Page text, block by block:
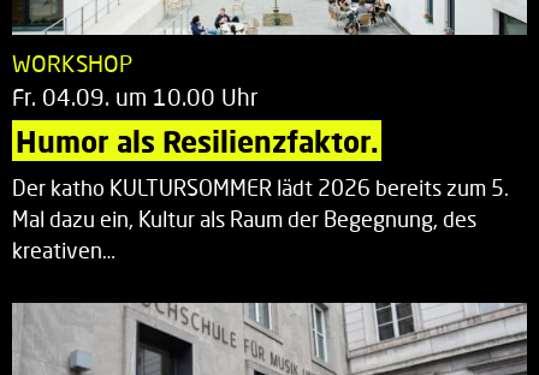
WORKSHOP
Fr. 04.09. um 10.00 Uhr
Humor als Resilienzfaktor.
Der katho KULTURSOMMER lädt 2026 bereits zum 5.
Mal dazu ein, Kultur als Raum der Begegnung, des
kreativen…